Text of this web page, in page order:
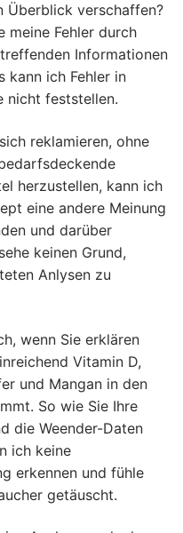
Überblick verschaffen?
meine Fehler durch
Informationen
kann ich Fehler in
nicht feststellen.
reklamieren, ohne
herzustellen, kann ich
eine andere Meinung
und darüber
keinen Grund,
Anlysen zu
wenn Sie erklären
Vitamin D,
und Mangan in den
So wie Sie Ihre
die Weender-Daten
ich keine
erkennen und fühle
getäuscht.